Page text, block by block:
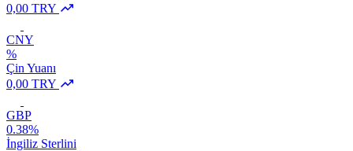
0,00 TRY
CNY
%
Çin Yuanı
0,00 TRY
GBP
0.38%
İngiliz Sterlini